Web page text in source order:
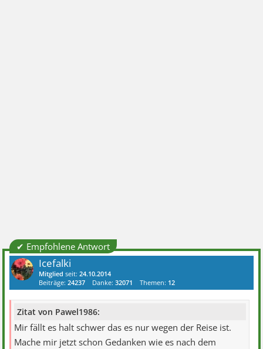
✔ Empfohlene Antwort
Icefalki
Mitglied seit:24.10.2014
Beiträge:24237 Danke:32071 Themen: 12
Zitat von Pawel1986:
Mir fällt es halt schwer das es nur wegen der Reise ist.
Mache mir jetzt schon Gedanken wie es nach dem